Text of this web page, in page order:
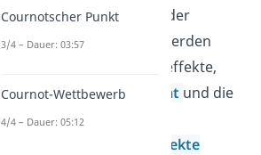
berechnen lassen. In der
Produktionstheorie werden
darüber hinaus Preiseffekte,
wie diePreiselastizität und die
Kreuzpreiselastizität
Skaleneffekte
Cournotscher Punkt
3/4 – Dauer: 03:57
Cournot-Wettbewerb
4/4 – Dauer: 05:12